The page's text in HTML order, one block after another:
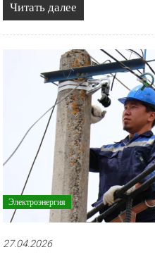
Читать далее
Электроэнергия
27.04.2026